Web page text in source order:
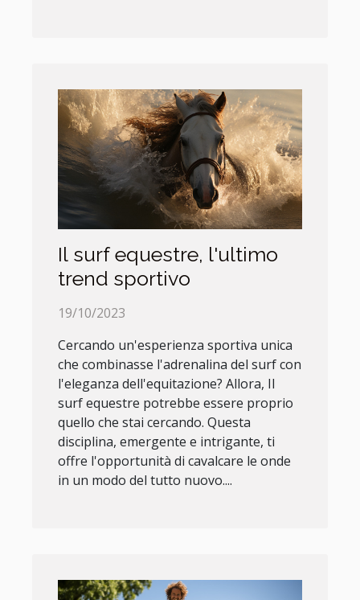
Il surf equestre, l'ultimo
trend sportivo
19/10/2023
Cercando un'esperienza sportiva unica
che combinasse l'adrenalina del surf con
l'eleganza dell'equitazione? Allora, Il
surf equestre potrebbe essere proprio
quello che stai cercando. Questa
disciplina, emergente e intrigante, ti
offre l'opportunità di cavalcare le onde
in un modo del tutto nuovo....